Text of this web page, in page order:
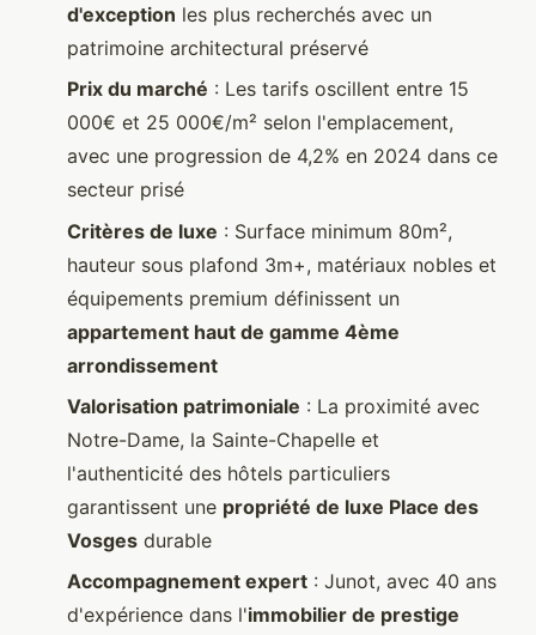
d'exception les plus recherchés avec un
patrimoine architectural préservé
Prix du marché : Les tarifs oscillent entre 15
000€ et 25 000€/m² selon l'emplacement,
avec une progression de 4,2% en 2024 dans ce
secteur prisé
Critères de luxe : Surface minimum 80m²,
hauteur sous plafond 3m+, matériaux nobles et
équipements premium définissent un
appartement haut de gamme 4ème
arrondissement
Valorisation patrimoniale : La proximité avec
Notre-Dame, la Sainte-Chapelle et
l'authenticité des hôtels particuliers
garantissent une propriété de luxe Place des
Vosges durable
Accompagnement expert : Junot, avec 40 ans
d'expérience dans l'immobilier de prestige